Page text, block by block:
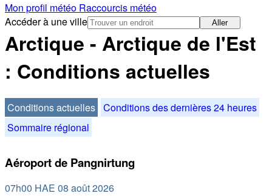
Mon profil météo Raccourcis météo
Accéder à une ville
Aller
Arctique - Arctique de l'Est
: Conditions actuelles
Conditions actuelles Conditions des dernières 24 heures
Sommaire régional
Aéroport de Pangnirtung
07h00 HAE 08 août 2026